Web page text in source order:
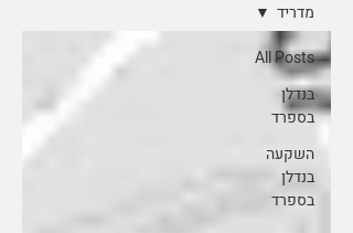
All Posts
בנדלן
בספרד
השקעה
בנדלן
בספרד
מדריד